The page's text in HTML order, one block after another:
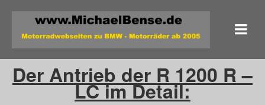
Der Antrieb der R 1200 R –
LC im Detail: